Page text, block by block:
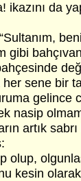
ikazını da
gibi
sene bir
gelince
nasip
artık sabrı
olup,
kesin